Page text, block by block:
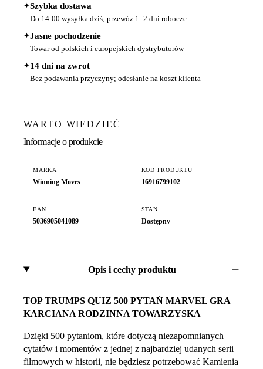
✦Szybka dostawa
Do 14:00 wysyłka dziś; przewóz 1–2 dni robocze
✦Jasne pochodzenie
Towar od polskich i europejskich dystrybutorów
✦14 dni na zwrot
Bez podawania przyczyny; odesłanie na koszt klienta
WARTO WIEDZIEĆ
Informacje o produkcie
MARKA
Winning Moves
KOD PRODUKTU
16916799102
EAN
5036905041089
STAN
Dostępny
Opis i cechy produktu
TOP TRUMPS QUIZ 500 PYTAŃ MARVEL GRA
KARCIANA RODZINNA TOWARZYSKA
Dzięki 500 pytaniom, które dotyczą niezapomnianych
cytatów i momentów z jednej z najbardziej udanych serii
filmowych w historii, nie będziesz potrzebować Kamienia